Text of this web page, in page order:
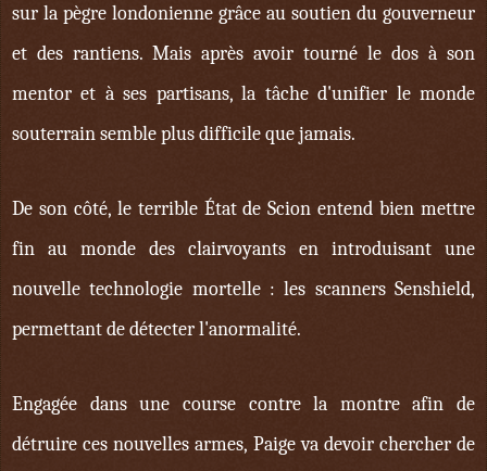
sur la pègre londonienne grâce au soutien du gouverneur
et des rantiens. Mais après avoir tourné le dos à son
mentor et à ses partisans, la tâche d'unifier le monde
souterrain semble plus difficile que jamais.
De son côté, le terrible État de Scion entend bien mettre
fin au monde des clairvoyants en introduisant une
nouvelle technologie mortelle : les scanners Senshield,
permettant de détecter l'anormalité.
Engagée dans une course contre la montre afin de
détruire ces nouvelles armes, Paige va devoir chercher de